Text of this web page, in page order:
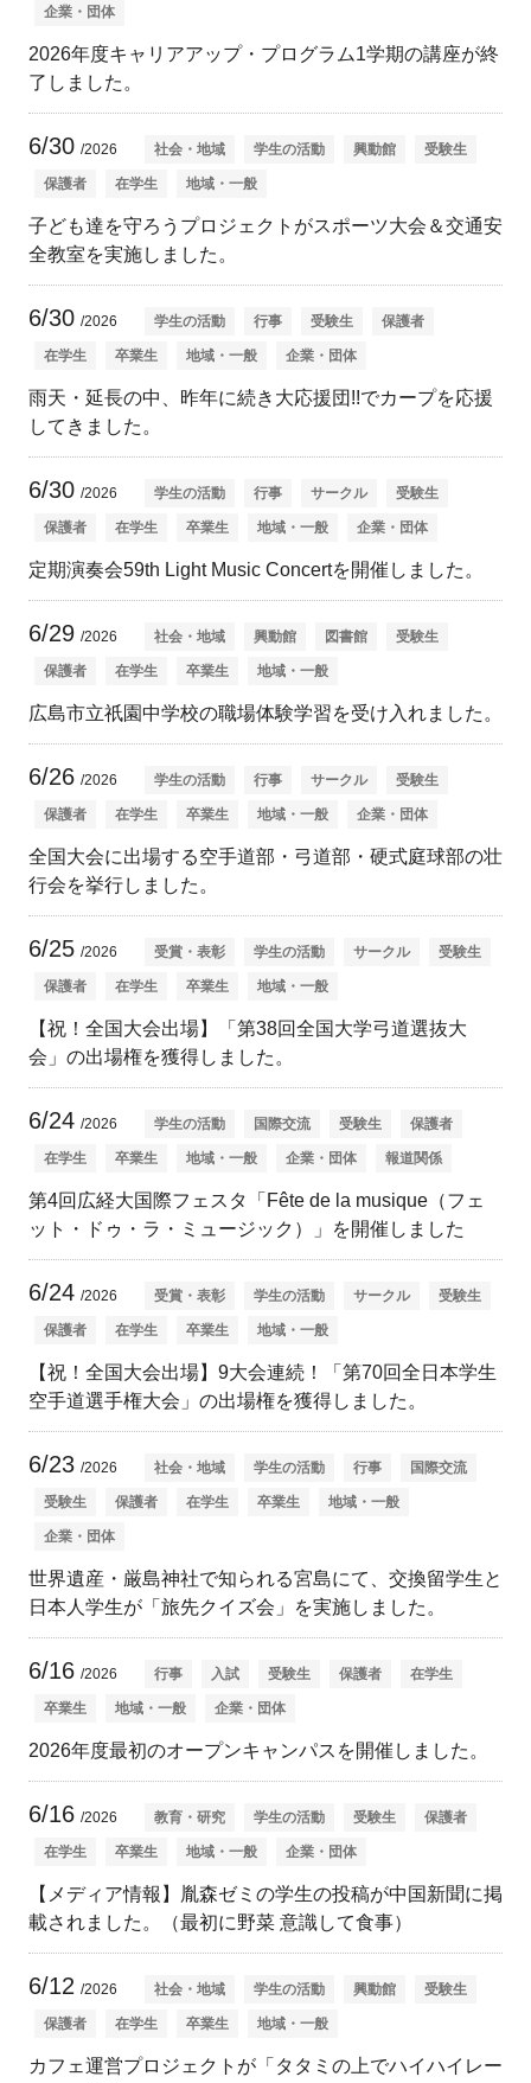
企業・団体
2026年度キャリアアップ・プログラム1学期の講座が終
了しました。
6/30 /2026 社会・地域 学生の活動 興動館 受験生
保護者 在学生 地域・一般
子ども達を守ろうプロジェクトがスポーツ大会＆交通安
全教室を実施しました。
6/30 /2026 学生の活動 行事 受験生 保護者
在学生 卒業生 地域・一般 企業・団体
雨天・延長の中、昨年に続き大応援団!!でカープを応援
してきました。
6/30 /2026 学生の活動 行事 サークル 受験生
保護者 在学生 卒業生 地域・一般 企業・団体
定期演奏会59th Light Music Concertを開催しました。
6/29 /2026 社会・地域 興動館 図書館 受験生
保護者 在学生 卒業生 地域・一般
広島市立祇園中学校の職場体験学習を受け入れました。
6/26 /2026 学生の活動 行事 サークル 受験生
保護者 在学生 卒業生 地域・一般 企業・団体
全国大会に出場する空手道部・弓道部・硬式庭球部の壮
行会を挙行しました。
6/25 /2026 受賞・表彰 学生の活動 サークル 受験生
保護者 在学生 卒業生 地域・一般
【祝！全国大会出場】「第38回全国大学弓道選抜大
会」の出場権を獲得しました。
6/24 /2026 学生の活動 国際交流 受験生 保護者
在学生 卒業生 地域・一般 企業・団体 報道関係
第4回広経大国際フェスタ「Fête de la musique（フェ
ット・ドゥ・ラ・ミュージック）」を開催しました
6/24 /2026 受賞・表彰 学生の活動 サークル 受験生
保護者 在学生 卒業生 地域・一般
【祝！全国大会出場】9大会連続！「第70回全日本学生
空手道選手権大会」の出場権を獲得しました。
6/23 /2026 社会・地域 学生の活動 行事 国際交流
受験生 保護者 在学生 卒業生 地域・一般
企業・団体
世界遺産・厳島神社で知られる宮島にて、交換留学生と
日本人学生が「旅先クイズ会」を実施しました。
6/16 /2026 行事 入試 受験生 保護者 在学生
卒業生 地域・一般 企業・団体
2026年度最初のオープンキャンパスを開催しました。
6/16 /2026 教育・研究 学生の活動 受験生 保護者
在学生 卒業生 地域・一般 企業・団体
【メディア情報】胤森ゼミの学生の投稿が中国新聞に掲
載されました。（最初に野菜 意識して食事）
6/12 /2026 社会・地域 学生の活動 興動館 受験生
保護者 在学生 卒業生 地域・一般
カフェ運営プロジェクトが「タタミの上でハイハイレー